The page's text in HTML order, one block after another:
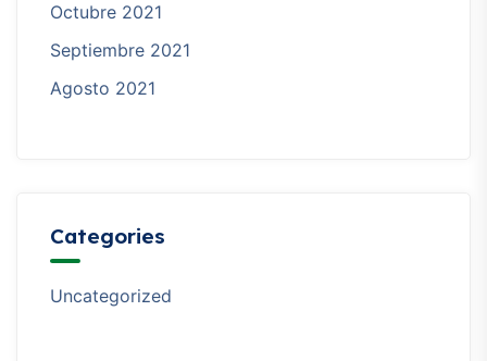
Octubre 2021
Septiembre 2021
Agosto 2021
Categories
Uncategorized